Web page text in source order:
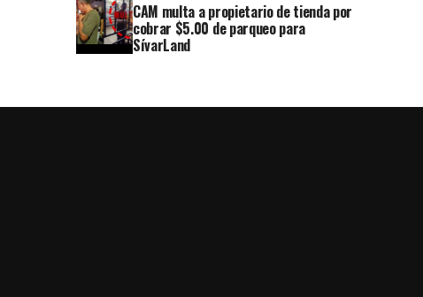
CAM multa a propietario de tienda por
cobrar $5.00 de parqueo para
SívarLand